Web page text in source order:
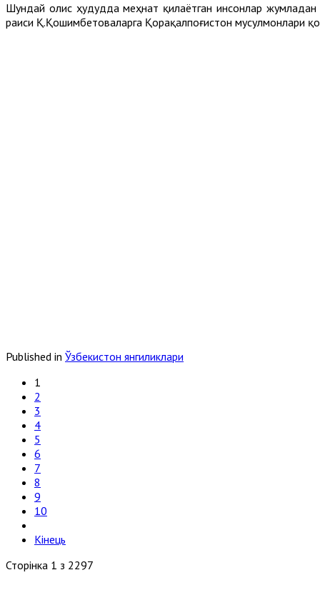
Шундай олис ҳудудда меҳнат қилаётган инсонлар
раиси Қ.Қошимбетоваларга Қорақалпоғистон мусулмонлари
Published in Ўзбекистон янгиликлари
1
2
3
4
5
6
7
8
9
10
Кінець
Сторінка 1 з 2297